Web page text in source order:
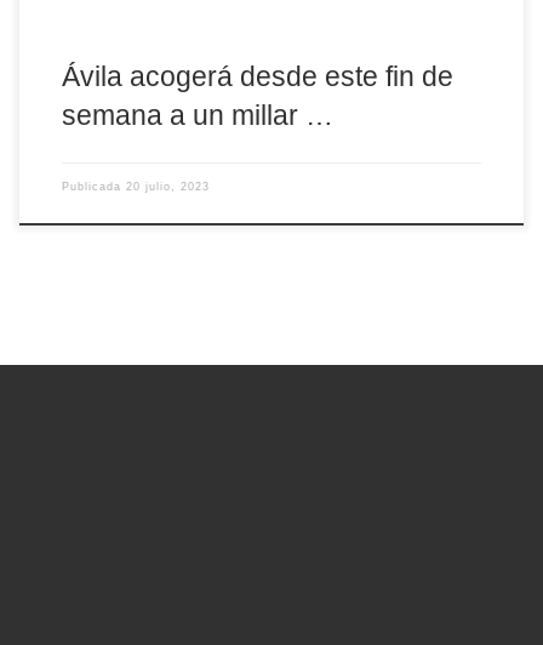
Ávila acogerá desde este fin de
semana a un millar …
Publicada 20 julio, 2023